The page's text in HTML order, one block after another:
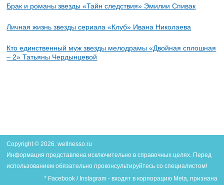
Брак и романы звезды «Тайн следствия» Эмилии Спивак
Личная жизнь звезды сериала «Клуб» Ивана Николаева
Кто единственный муж звезды мелодрамы «Двойная сплошная
– 2» Татьяны Чердынцевой
Copyright © 2026. wellnesso.ru
Информация представлена исключительно в справочных целях. Перед
использованием обязательно проконсультируйтесь со специалистом!
* Facebook / Instagram - входят в корпорацию Meta, признана